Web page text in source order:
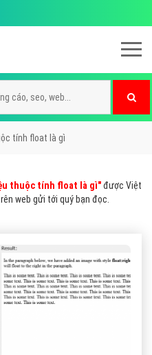
tính float là gì
thuộc tính float là gì"được Việt
web gửi tới quý bạn đọc.